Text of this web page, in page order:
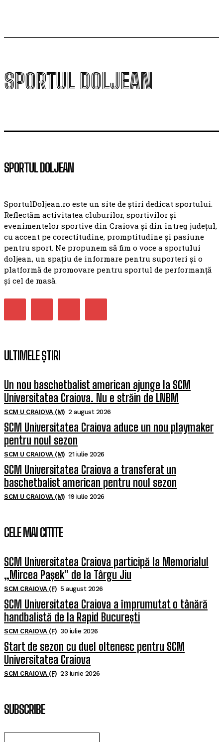
SPORTUL DOLJEAN
SPORTUL DOLJEAN
SportulDoljean.ro este un site de știri dedicat sportului.
Reflectăm activitatea cluburilor, sportivilor și
evenimentelor sportive din Craiova și din întreg județul,
cu accent pe corectitudine, promptitudine și pasiune
pentru sport. Ne propunem să fim o voce a sportului
doljean, un spațiu de informare pentru suporteri și o
platformă de promovare pentru sportul de performanță
și cel de masă.
ULTIMELE ȘTIRI
Un nou baschetbalist american ajunge la SCM
Universitatea Craiova. Nu e străin de LNBM
SCM U CRAIOVA (M) 2 august 2026
SCM Universitatea Craiova aduce un nou playmaker
pentru noul sezon
SCM U CRAIOVA (M) 21 iulie 2026
SCM Universitatea Craiova a transferat un
baschetbalist american pentru noul sezon
SCM U CRAIOVA (M) 19 iulie 2026
CELE MAI CITITE
SCM Universitatea Craiova participă la Memorialul
„Mircea Pașek” de la Târgu Jiu
SCM CRAIOVA (F) 5 august 2026
SCM Universitatea Craiova a împrumutat o tânără
handbalistă de la Rapid București
SCM CRAIOVA (F) 30 iulie 2026
Start de sezon cu duel oltenesc pentru SCM
Universitatea Craiova
SCM CRAIOVA (F) 23 iunie 2026
SUBSCRIBE